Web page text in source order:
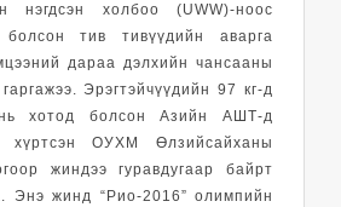
нэгдсэн холбоо (UWW)-ноос
тив тивүүдийн аварга
дараа дэлхийн чансааны
Эрэгтэйчүүдийн 97 кг-д
хотод болсон Азийн АШТ-д
хүртсэн ОУХМ Өлзийсайханы
жиндээ гуравдугаар байрт
Энэ жинд “Рио-2016” олимпийн